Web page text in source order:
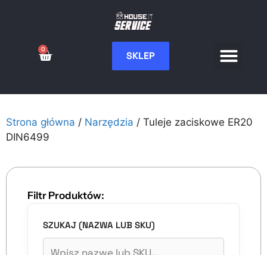
SKLEP
0
Strona główna / Narzędzia / Tuleje zaciskowe ER20
DIN6499
Filtr Produktów:
SZUKAJ (NAZWA LUB SKU)